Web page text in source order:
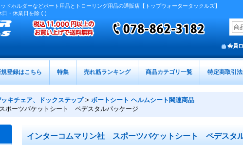
ドホルダーなどボート用品とトローリング用品の通販店【トップウォータータックルズ】
日・休業日を除く)
会員
登録はこちら 特集 売れ筋ランキング 商品カテゴリ一覧 特定商取引
キチェア、ドックステップ > ボートシート ヘルムシート関連商品
ポーツバケットシート ペデスタルパッケージ
インターコムマリン社 スポーツバケットシート ペデスタ